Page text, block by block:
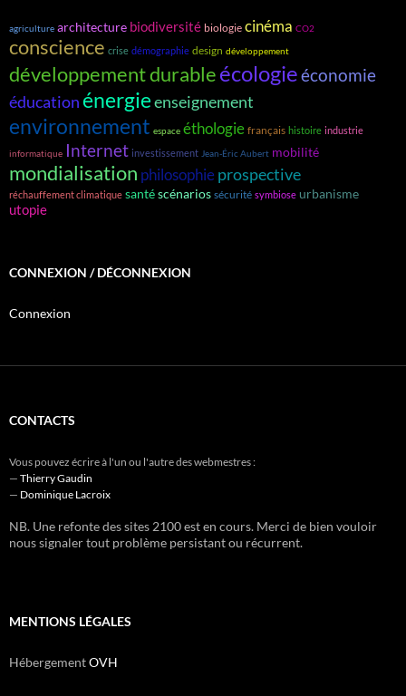
agriculture architecture biodiversité biologie cinéma CO2
conscience crise démographie design développement
développement durableécologieéconomie
éducationénergieenseignement
environnement espace éthologie français histoire industrie
informatique Internet investissement Jean-Éric Aubert mobilité
mondialisation philosophieprospective
réchauffement climatique santéscénarios sécurité symbiose urbanisme
utopie
CONNEXION / DÉCONNEXION
Connexion
CONTACTS
Vous pouvez écrire à l'un ou l'autre des webmestres :
— Thierry Gaudin
— Dominique Lacroix
NB. Une refonte des sites 2100 est en cours. Merci de bien vouloir
nous signaler tout problème persistant ou récurrent.
MENTIONS LÉGALES
HébergementOVH